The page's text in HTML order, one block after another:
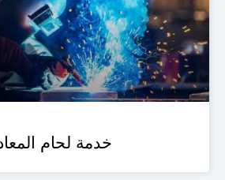
خدمة لحام